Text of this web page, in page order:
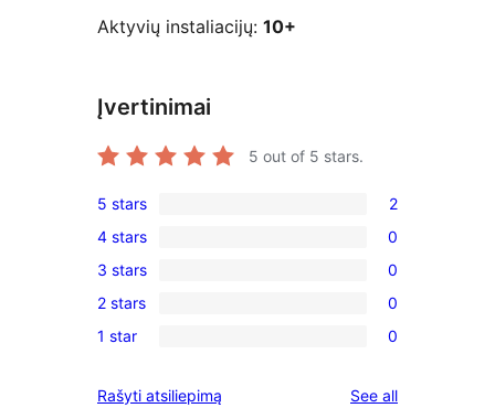
Aktyvių instaliacijų: 10+
Įvertinimai
5 out of 5 stars.
2
5-
star
reviews
5 stars 2
0
4-
star
reviews
4 stars 0
0
3-
star
3 stars 0
0
2-
reviews
2 stars 0
0
1 star 0
Rašyti atsiliepimą See allreviews